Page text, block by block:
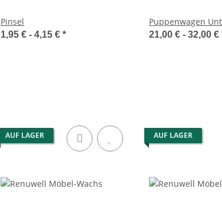
Pinsel
1,95 € - 4,15 € *
Puppenwagen
21,00 € - 32,00 €
AUF LAGER AUF LAGER